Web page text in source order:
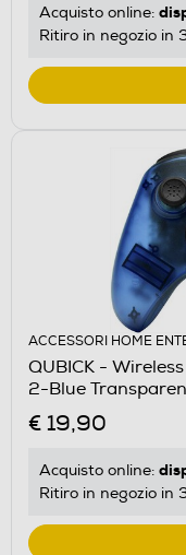
Acquisto online:
Ritiro in negozio in
ACCESSORI HOME
QUBICK -
2-Blue
€ 19,90
Acquisto online:
Ritiro in negozio in